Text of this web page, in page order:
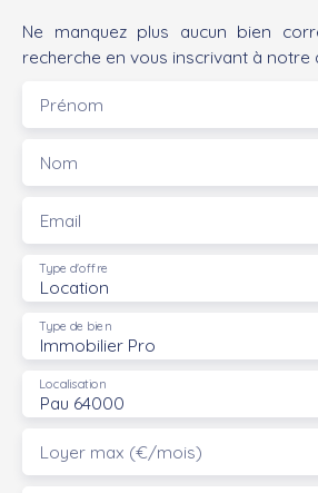
Ne manquez plus aucun bien
recherche en vous inscrivant à notre
Prénom
Nom
Email
Location
Type d'offre
Immobilier Pro
Type de bien
Pau 64000
Localisation
Loyer max (€/mois)